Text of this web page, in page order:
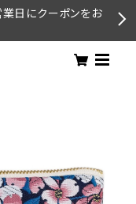
日にクーポンをお